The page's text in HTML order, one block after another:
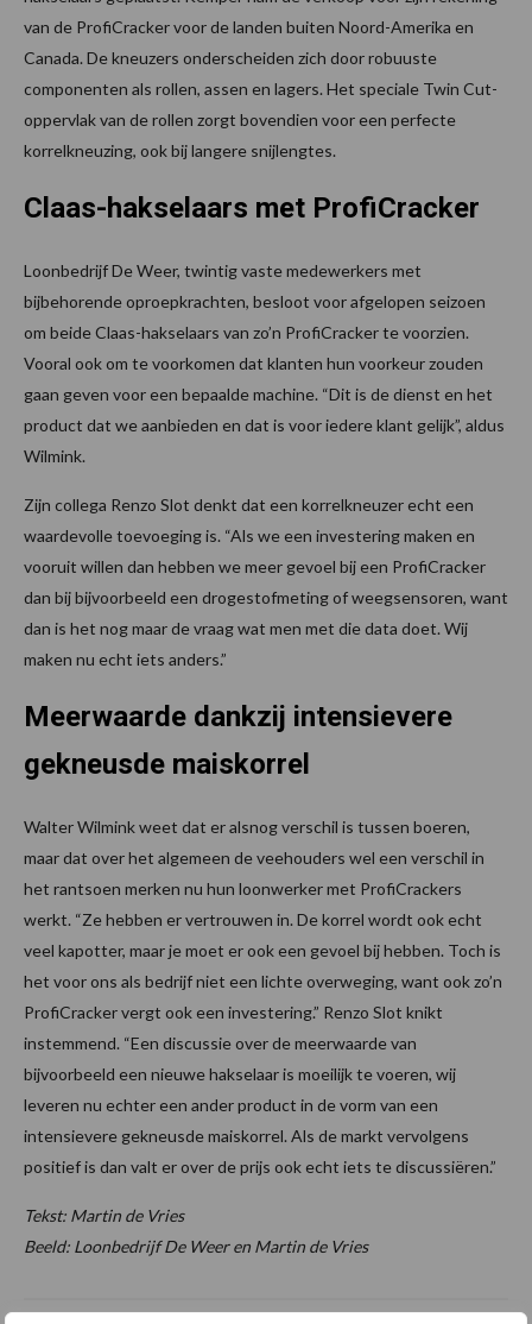
van de ProfiCracker voor de landen buiten Noord-Amerika en
Canada. De kneuzers onderscheiden zich door robuuste
componenten als rollen, assen en lagers. Het speciale Twin Cut-
oppervlak van de rollen zorgt bovendien voor een perfecte
korrelkneuzing, ook bij langere snijlengtes.
Claas-hakselaars met ProfiCracker
Loonbedrijf De Weer, twintig vaste medewerkers met
bijbehorende oproepkrachten, besloot voor afgelopen seizoen
om beide Claas-hakselaars van zo’n ProfiCracker te voorzien.
Vooral ook om te voorkomen dat klanten hun voorkeur zouden
gaan geven voor een bepaalde machine. “Dit is de dienst en het
product dat we aanbieden en dat is voor iedere klant gelijk”, aldus
Wilmink.
Zijn collega Renzo Slot denkt dat een korrelkneuzer echt een
waardevolle toevoeging is. “Als we een investering maken en
vooruit willen dan hebben we meer gevoel bij een ProfiCracker
dan bij bijvoorbeeld een drogestofmeting of weegsensoren, want
dan is het nog maar de vraag wat men met die data doet. Wij
maken nu echt iets anders.”
Meerwaarde dankzij intensievere
gekneusde maiskorrel
Walter Wilmink weet dat er alsnog verschil is tussen boeren,
maar dat over het algemeen de veehouders wel een verschil in
het rantsoen merken nu hun loonwerker met ProfiCrackers
werkt. “Ze hebben er vertrouwen in. De korrel wordt ook echt
veel kapotter, maar je moet er ook een gevoel bij hebben. Toch is
het voor ons als bedrijf niet een lichte overweging, want ook zo’n
ProfiCracker vergt ook een investering.” Renzo Slot knikt
instemmend. “Een discussie over de meerwaarde van
bijvoorbeeld een nieuwe hakselaar is moeilijk te voeren, wij
leveren nu echter een ander product in de vorm van een
intensievere gekneusde maiskorrel. Als de markt vervolgens
positief is dan valt er over de prijs ook echt iets te discussiëren.”
Tekst: Martin de Vries
Beeld: Loonbedrijf De Weer en Martin de Vries